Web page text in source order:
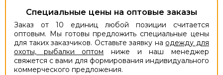
Специальные цены на оптовые заказы
Заказ от 10 единиц любой позиции считается
оптовым. Мы готовы предложить специальные цены
для таких заказчиков. Оставьте заявку на одежду для
охоты, рыбалки оптом ниже и наш менеджер
свяжется с вами для формирования индивидуального
коммерческого предложения.